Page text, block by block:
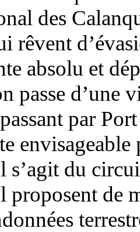
des
rêvent
absolu et
passe d’une
par
s’agit du
proposent de